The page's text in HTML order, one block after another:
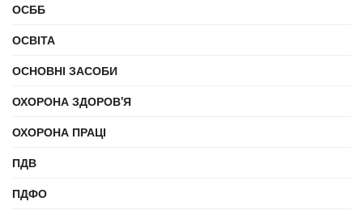
ОСББ
ОСВІТА
ОСНОВНІ ЗАСОБИ
ОХОРОНА ЗДОРОВ'Я
ОХОРОНА ПРАЦІ
ПДВ
ПДФО